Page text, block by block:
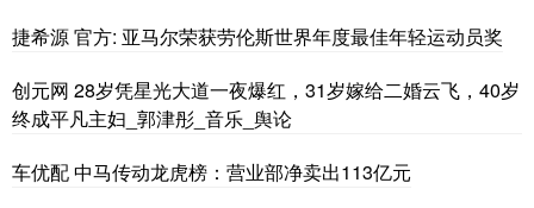
捷希源 官方: 亚马尔荣获劳伦斯世界年度最佳年轻运动员奖
创元网 28岁凭星光大道一夜爆红，31岁嫁给二婚云飞，40岁
终成平凡主妇_郭津彤_音乐_舆论
车优配 中马传动龙虎榜：营业部净卖出113亿元